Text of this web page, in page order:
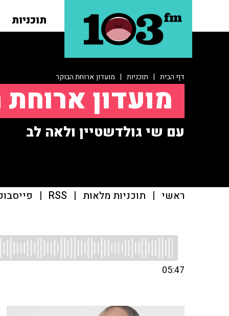
תוכניות
דף הבית | תוכניות | מועדון ארוחת הבוקר
מועדון
עם שי גולדשטיין ולאה לב
ראשי | תוכניות מלאות |
RSS
|
05:47